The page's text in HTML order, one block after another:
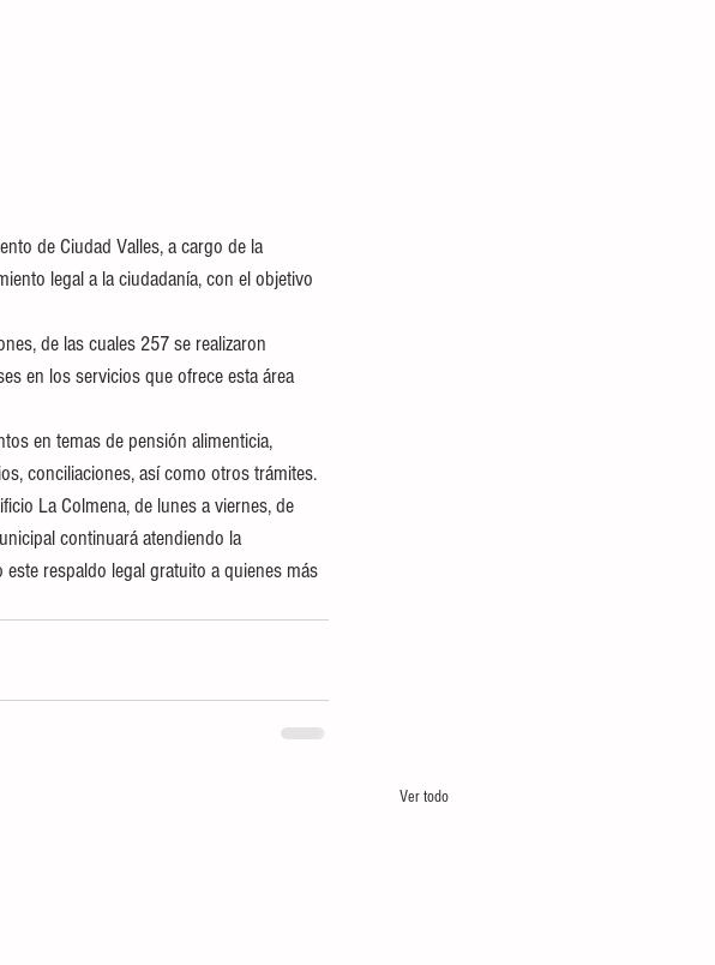
de Ciudad Valles, a cargo de la
legal a la ciudadanía, con el objetivo
de las cuales 257 se realizaron
en los servicios que ofrece esta área
en temas de pensión alimenticia,
conciliaciones, así como otros trámites.
La Colmena, de lunes a viernes, de
continuará atendiendo la
respaldo legal gratuito a quienes más
Ver todo